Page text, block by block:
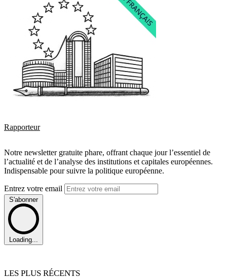
Rapporteur
Notre newsletter gratuite phare, offrant chaque jour l’essentiel de
l’actualité et de l’analyse des institutions et capitales européennes.
Indispensable pour suivre la politique européenne.
Entrez votre email
S'abonner
Loading...
LES PLUS RÉCENTS